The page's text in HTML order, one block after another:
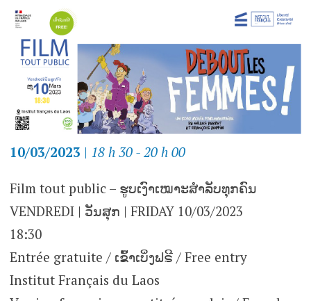
10/03/2023 | 18 h 30 - 20 h 00
Film tout public – ຮູບເງົາເໝາະສຳລັບທຸກຄົນ
VENDREDI | ວັນສຸກ | FRIDAY 10/03/2023
18:30
Entrée gratuite / ເຂົ້າເບິ່ງຟຣີ / Free entry
Institut Français du Laos